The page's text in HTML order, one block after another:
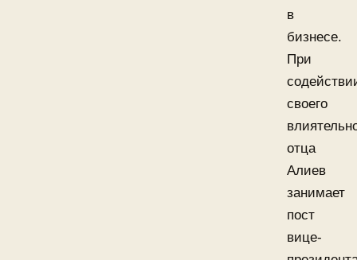
в
бизнесе.
При
своего
отца
Алиев
занимает
пост
вице-